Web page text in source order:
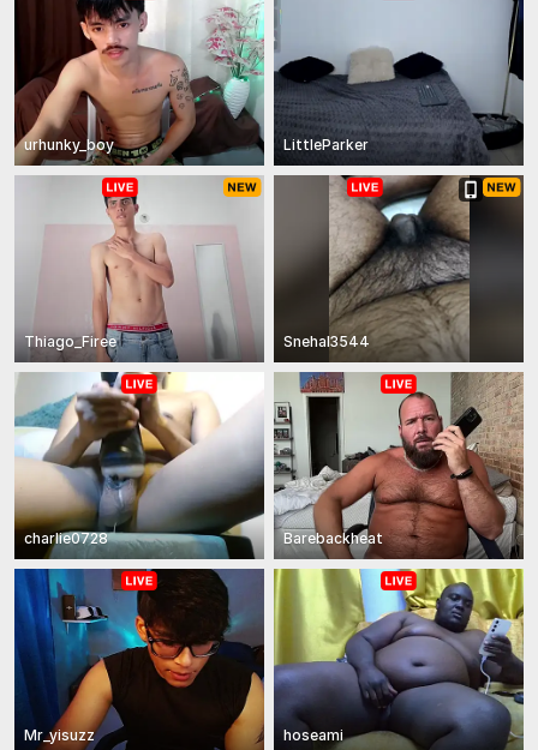
urhunky_boy LittleParker
Thiago_Firee Snehal3544
charlie0728 Barebackheat
Mr_yisuzz hoseami